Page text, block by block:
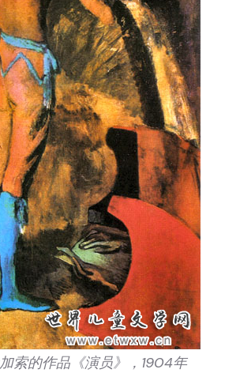
索的作品《演员》，1904年